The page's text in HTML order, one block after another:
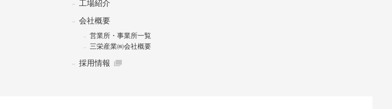
工場紹介
会社概要
営業所・事業所一覧
三栄産業㈱会社概要
採用情報